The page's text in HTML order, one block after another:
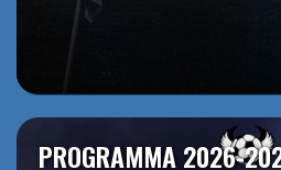
PROGRAMMA 2026-